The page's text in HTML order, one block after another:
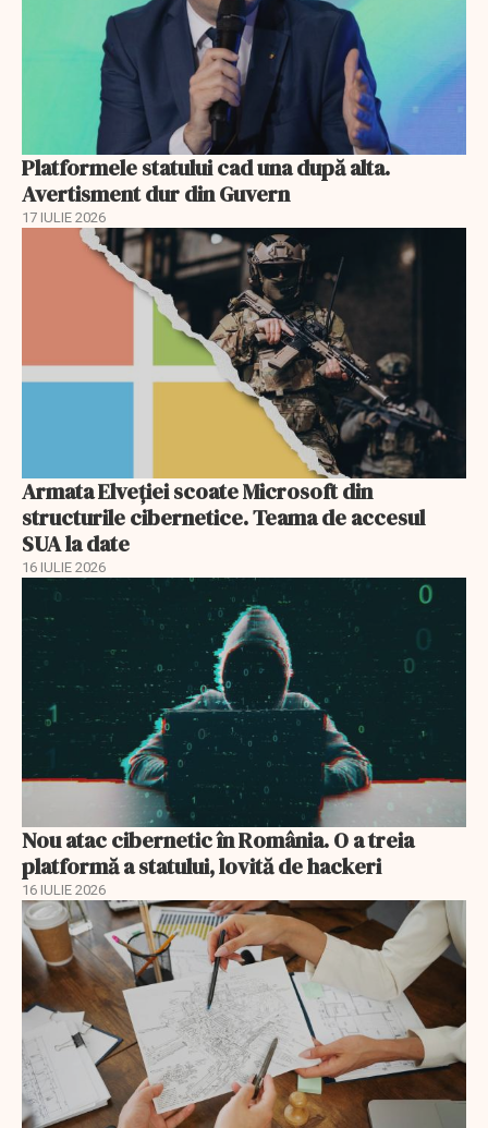
Platformele statului cad una după alta.
Avertisment dur din Guvern
17 IULIE 2026
Armata Elveției scoate Microsoft din
structurile cibernetice. Teama de accesul
SUA la date
16 IULIE 2026
Nou atac cibernetic în România. O a treia
platformă a statului, lovită de hackeri
16 IULIE 2026